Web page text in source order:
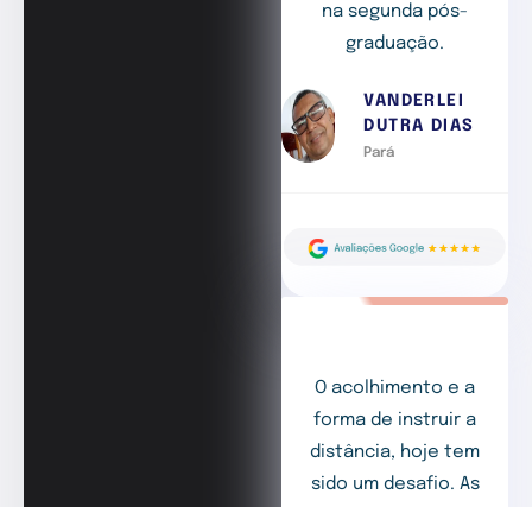
na segunda pós-
graduação.
VANDERLEI
DUTRA DIAS
Pará
O acolhimento e a
forma de instruir a
distância, hoje tem
sido um desafio. As